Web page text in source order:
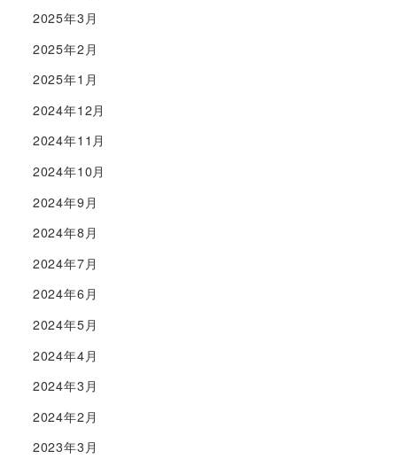
2025年3月
2025年2月
2025年1月
2024年12月
2024年11月
2024年10月
2024年9月
2024年8月
2024年7月
2024年6月
2024年5月
2024年4月
2024年3月
2024年2月
2023年3月